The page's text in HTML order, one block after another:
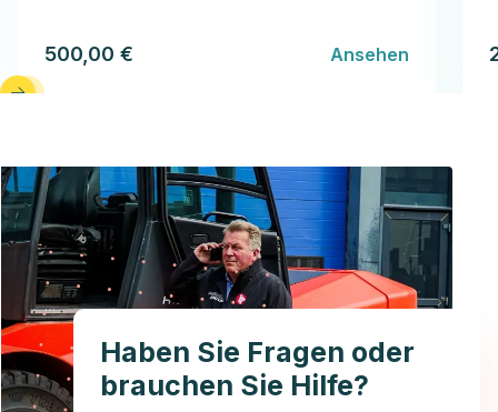
500,00 € Ansehen
Haben Sie Fragen oder
brauchen Sie Hilfe?